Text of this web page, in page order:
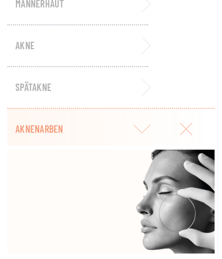
MÄNNERHAUT
AKNE
SPÄTAKNE
AKNENARBEN